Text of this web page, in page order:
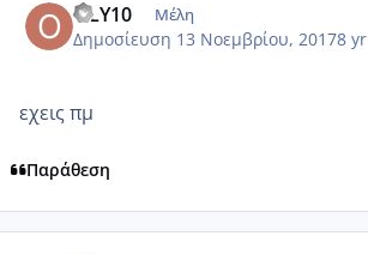
OLY10 Μέλη
Δημοσίευση 13 Νοεμβρίου, 20178 yr
εχεις πμ
Παράθεση